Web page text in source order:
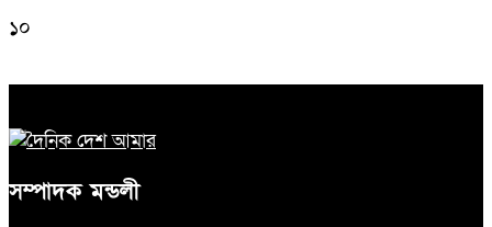
১০
সম্পাদক মন্ডলী